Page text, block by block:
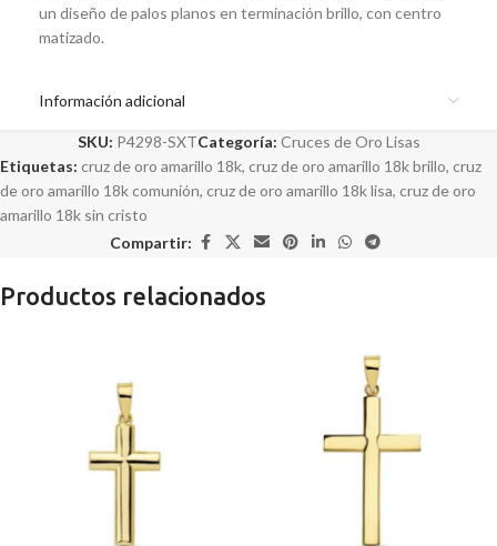
un diseño de palos planos en terminación brillo, con centro
matizado.
Información adicional
SKU: P4298-SXTCategoría: Cruces de Oro Lisas
Etiquetas: cruz de oro amarillo 18k, cruz de oro amarillo 18k brillo, cruz
de oro amarillo 18k comunión, cruz de oro amarillo 18k lisa, cruz de oro
amarillo 18k sin cristo
Compartir:
Productos relacionados